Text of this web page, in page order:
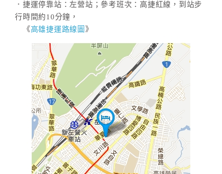
．捷運停靠站：左營站；參考班次：高捷紅線，到站步
行時間約10分鐘，
《高雄捷運路線圖 》